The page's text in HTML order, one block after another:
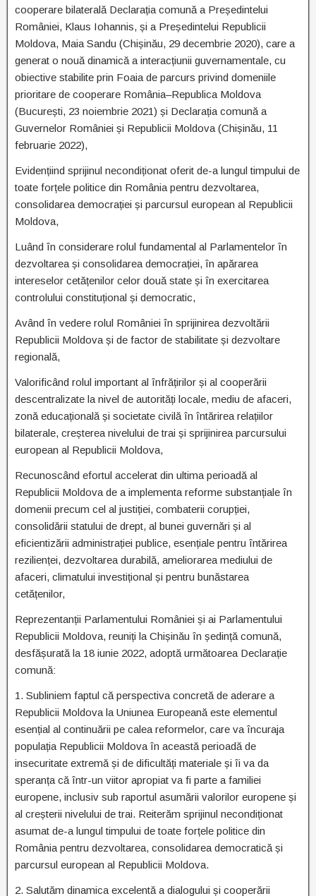
cooperare bilaterală Declarația comună a Președintelui
României, Klaus Iohannis, și a Președintelui Republicii
Moldova, Maia Sandu (Chișinău, 29 decembrie 2020), care a
generat o nouă dinamică a interacțiunii guvernamentale, cu
obiective stabilite prin Foaia de parcurs privind domeniile
prioritare de cooperare România–Republica Moldova
(București, 23 noiembrie 2021) și Declarația comună a
Guvernelor României și Republicii Moldova (Chișinău, 11
februarie 2022),
Evidențiind sprijinul necondiționat oferit de-a lungul timpului de
toate forțele politice din România pentru dezvoltarea,
consolidarea democrației și parcursul european al Republicii
Moldova,
Luând în considerare rolul fundamental al Parlamentelor în
dezvoltarea și consolidarea democrației, în apărarea
intereselor cetățenilor celor două state și în exercitarea
controlului constituțional și democratic,
Având în vedere rolul României în sprijinirea dezvoltării
Republicii Moldova și de factor de stabilitate și dezvoltare
regională,
Valorificând rolul important al înfrățirilor și al cooperării
descentralizate la nivel de autorități locale, mediu de afaceri,
zonă educațională și societate civilă în întărirea relațiilor
bilaterale, creșterea nivelului de trai și sprijinirea parcursului
european al Republicii Moldova,
Recunoscând efortul accelerat din ultima perioadă al
Republicii Moldova de a implementa reforme substanțiale în
domenii precum cel al justiției, combaterii corupției,
consolidării statului de drept, al bunei guvernări și al
eficientizării administrației publice, esențiale pentru întărirea
rezilienței, dezvoltarea durabilă, ameliorarea mediului de
afaceri, climatului investițional și pentru bunăstarea
cetățenilor,
Reprezentanții Parlamentului României și ai Parlamentului
Republicii Moldova, reuniți la Chișinău în ședință comună,
desfășurată la 18 iunie 2022, adoptă următoarea Declarație
comună:
1. Subliniem faptul că perspectiva concretă de aderare a
Republicii Moldova la Uniunea Europeană este elementul
esențial al continuării pe calea reformelor, care va încuraja
populația Republicii Moldova în această perioadă de
insecuritate extremă și de dificultăți materiale și îi va da
speranța că într-un viitor apropiat va fi parte a familiei
europene, inclusiv sub raportul asumării valorilor europene și
al creșterii nivelului de trai. Reiterăm sprijinul necondiționat
asumat de-a lungul timpului de toate forțele politice din
România pentru dezvoltarea, consolidarea democratică și
parcursul european al Republicii Moldova.
2. Salutăm dinamica excelentă a dialogului și cooperării